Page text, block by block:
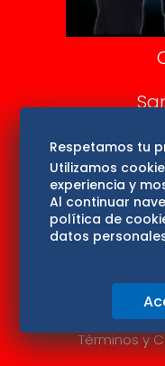
Aviso de
Términos y
Respetamos tu
Utilizamos
experiencia y
Al continuar
política de
datos